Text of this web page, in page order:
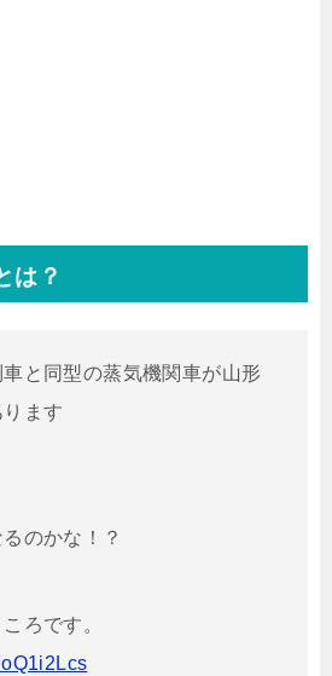
は？
と同型の蒸気機関車が山形
ます
のかな！？
ろです。